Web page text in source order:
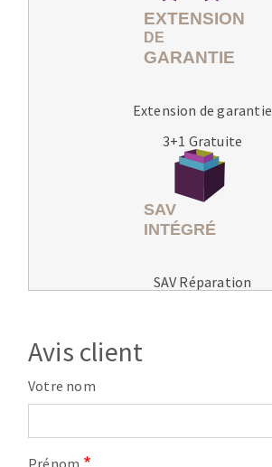
Extension de garantie
3+1 Gratuite
SAV Réparation
Avis client
Votre nom
Prénom